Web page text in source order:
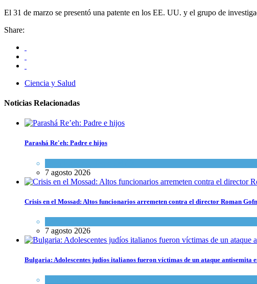
El 31 de marzo se presentó una patente en los EE. UU. y el grupo de
Share:
Ciencia y Salud
Noticias Relacionadas
Parashá Re'eh: Padre e hijos
7 agosto 2026
Crisis en el Mossad: Altos funcionarios arremeten contra el director Roman
7 agosto 2026
Bulgaria: Adolescentes judíos italianos fueron víctimas de un ataque antisemita